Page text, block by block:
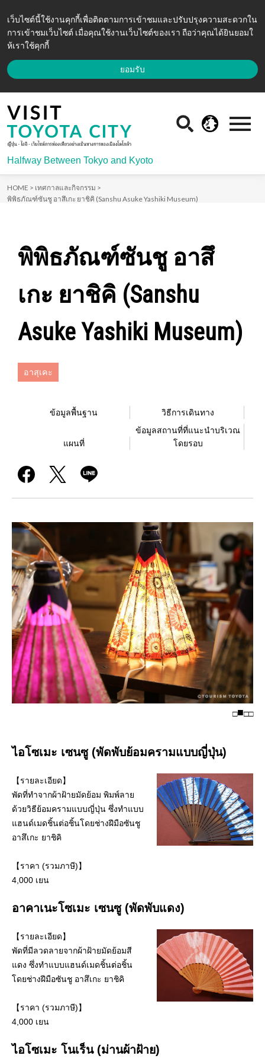
เว็บไซต์นี้ใช้งานคุกกี้เพื่อติดตามการเข้าชมและปรับปรุงความสะดวกใน
การเข้าชมเว็บไซต์ เมื่อคุณใช้งานเว็บไซต์ของเรา ถือว่าคุณได้ยินยอมใ
ห้เราใช้คุกกี้
ยอมรับ
Halfway Between Tokyo and Kyoto
HOME > เทศกาลและกิจกรรม >
พิพิธภัณฑ์ซันชู อาสึเกะ ยาชิคิ (Sanshu Asuke Yashiki Museum)
พิพิธภัณฑ์ซันชู อาสึ
เกะ ยาชิคิ (Sanshu
Asuke Yashiki Museum)
อาสุเคะ
ข้อมูลพื้นฐาน วิธีการเดินทาง
แผนที่
ข้อมูลสถานที่ที่แนะนำบริเวณ
โดยรอบ
□ □□
ไอโซเมะ เซนซู (พัดพับย้อมครามแบบญี่ปุ่น)
【รายละเอียด】
พัดที่ทำจากผ้าฝ้ายมัดย้อม พิมพ์ลาย
ด้วยวิธีย้อมครามแบบญี่ปุ่น ซึ่งทำแบบ
แฮนด์เมดชิ้นต่อชิ้นโดยช่างฝีมือซันชู
อาสึเกะ ยาชิคิ
【ราคา (รวมภาษี)】
4,000 เยน
อาคาเนะโซเมะ เซนซู (พัดพับแดง)
【รายละเอียด】
พัดที่มีลวดลายจากผ้าฝ้ายมัดย้อมสี
แดง ซึ่งทำแบบแฮนด์เมดชิ้นต่อชิ้น
โดยช่างฝีมือซันชู อาสึเกะ ยาชิคิ
【ราคา (รวมภาษี)】
4,000 เยน
ไอโซเมะ โนเร็น (ม่านผ้าฝ้าย)